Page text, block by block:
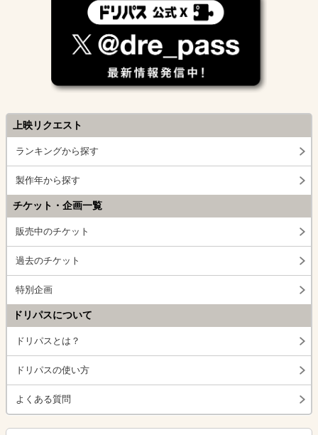
上映リクエスト
ランキングから探す
製作年から探す
チケット・企画一覧
販売中のチケット
過去のチケット
特別企画
ドリパスについて
ドリパスとは？
ドリパスの使い方
よくある質問